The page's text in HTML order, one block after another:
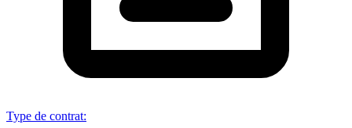
Type de contrat: